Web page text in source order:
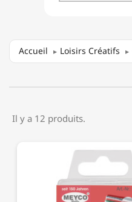
Accueil Loisirs Créatifs
Il y a 12 produits.